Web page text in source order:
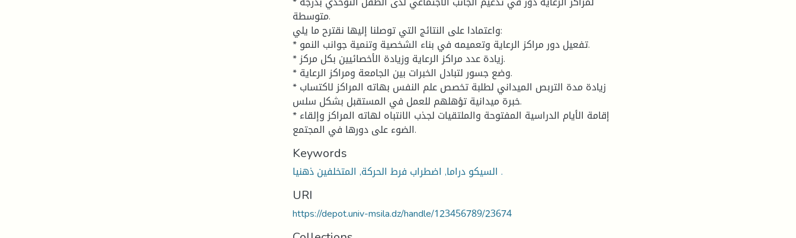
متوسطة.
واعتمادا على النتائج التي توصلنا إليها نقترح ما يلي:
* تفعيل دور مراكز الرعاية وتعميمه في بناء الشخصية وتنمية جوانب النمو.
* زيادة عدد مراكز الرعاية وزيادة الأخصائيين بكل مركز.
* وضع جسور لتبادل الخبرات بين الجامعة ومراكز الرعاية.
* زيادة مدة التربص الميداني لطلبة تخصص علم النفس بهاته المراكز لاكتساب
خبرة ميدانية تؤهلهم للعمل في المستقبل بشكل سلس.
* إقامة الأيام الدراسية المفتوحة والملتقيات لجذب الانتباه لهاته المراكز وإلقاء
الضوء على دورها في المجتمع.
Keywords
السيكو دراما, اضطراب فرط الحركة, المتخلفين ذهنيا .
URI
https://depot.univ-msila.dz/handle/123456789/23674